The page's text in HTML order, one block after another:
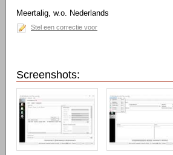
Meertalig, w.o. Nederlands
Stel een correctie voor
Screenshots: